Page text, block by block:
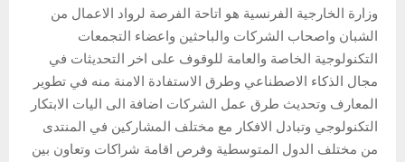
وزارة الخارجية الفرنسية هو اتاحة الفرصة لرواد الاعمال من
الشبان واصحاب الشركات والباحثين واعضاء التجمعات
التكنولوجية الخاصة والعامة للوقوف على اخر التحديثات في
مجال الذكاء الاصطناعي وطرق الاستفادة الامنة منه في تطوير
المعارف وتحديث طرق عمل الشركات اضافة الى اليات الابتكار
التكنولوجي وتبادل الافكار مع مختلف المشاركين في المنتدى
من مختلف الدول المتوسطية وفرص اقامة شراكات وتعاون بين